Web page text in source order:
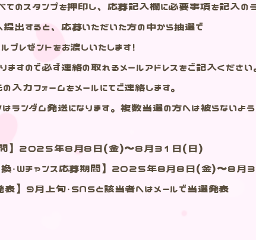
べてのスタンプを押印し、応募記入欄に必要事項を記入のう
提出すると、応募いただいた方の中から抽選で
レゼントをお渡しいたします！
すので必ず連絡の取れるメールアドレスをご記入ください
力フォームをメールにてご連絡します。
ランダム発送になります。複数当選の方へは被らないよう
期間】2025年8月8日(金)～8月31日(日)
引換・Wチャンス応募期間】2025年8月8日(金)～8
表】9月上旬・SNSと該当者へはメールで当選発表